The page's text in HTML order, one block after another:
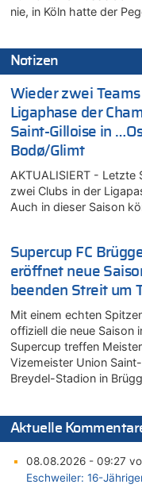
nie, in Köln hatte der
Notizen
Wieder zwei
Ligaphase der
Saint-Gilloise in
Bodø/Glimt
AKTUALISIERT -
zwei Clubs in der
Auch in dieser Saison
Supercup FC
eröffnet neue
beenden Streit um
Mit einem echten
offiziell die neue Saison
Supercup treffen
Vizemeister Union
Breydel-Stadion in
Aktuelle
08.08.2026 - 09:27
Eschweiler: 16-